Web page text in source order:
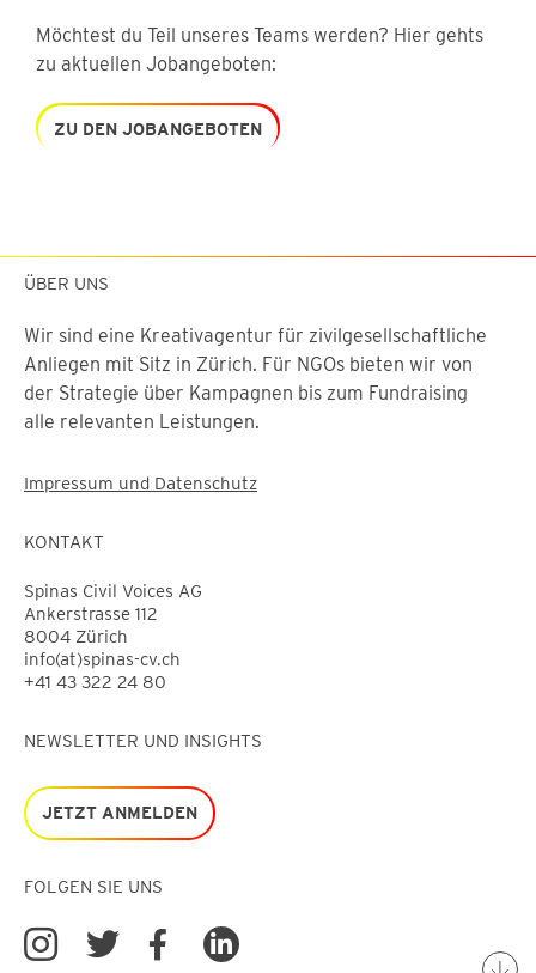
Möchtest du Teil unseres Teams werden? Hier gehts
zu aktuellen Jobangeboten:
ZU DEN JOBANGEBOTEN
ÜBER UNS
Wir sind eine Kreativagentur für zivilgesellschaftliche
Anliegen mit Sitz in Zürich. Für NGOs bieten wir von
der Strategie über Kampagnen bis zum Fundraising
alle relevanten Leistungen.
Impressum und Datenschutz
KONTAKT
Spinas Civil Voices AG
Ankerstrasse 112
8004 Zürich
info(at)spinas-cv.ch
+41 43 322 24 80
NEWSLETTER UND INSIGHTS
JETZT ANMELDEN
FOLGEN SIE UNS